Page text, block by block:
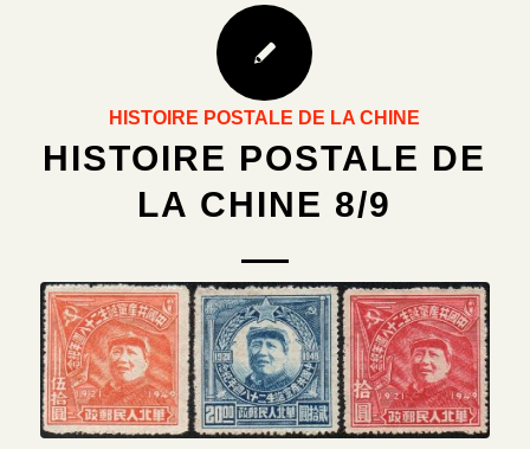
HISTOIRE POSTALE DE LA CHINE
HISTOIRE POSTALE DE
LA CHINE 8/9